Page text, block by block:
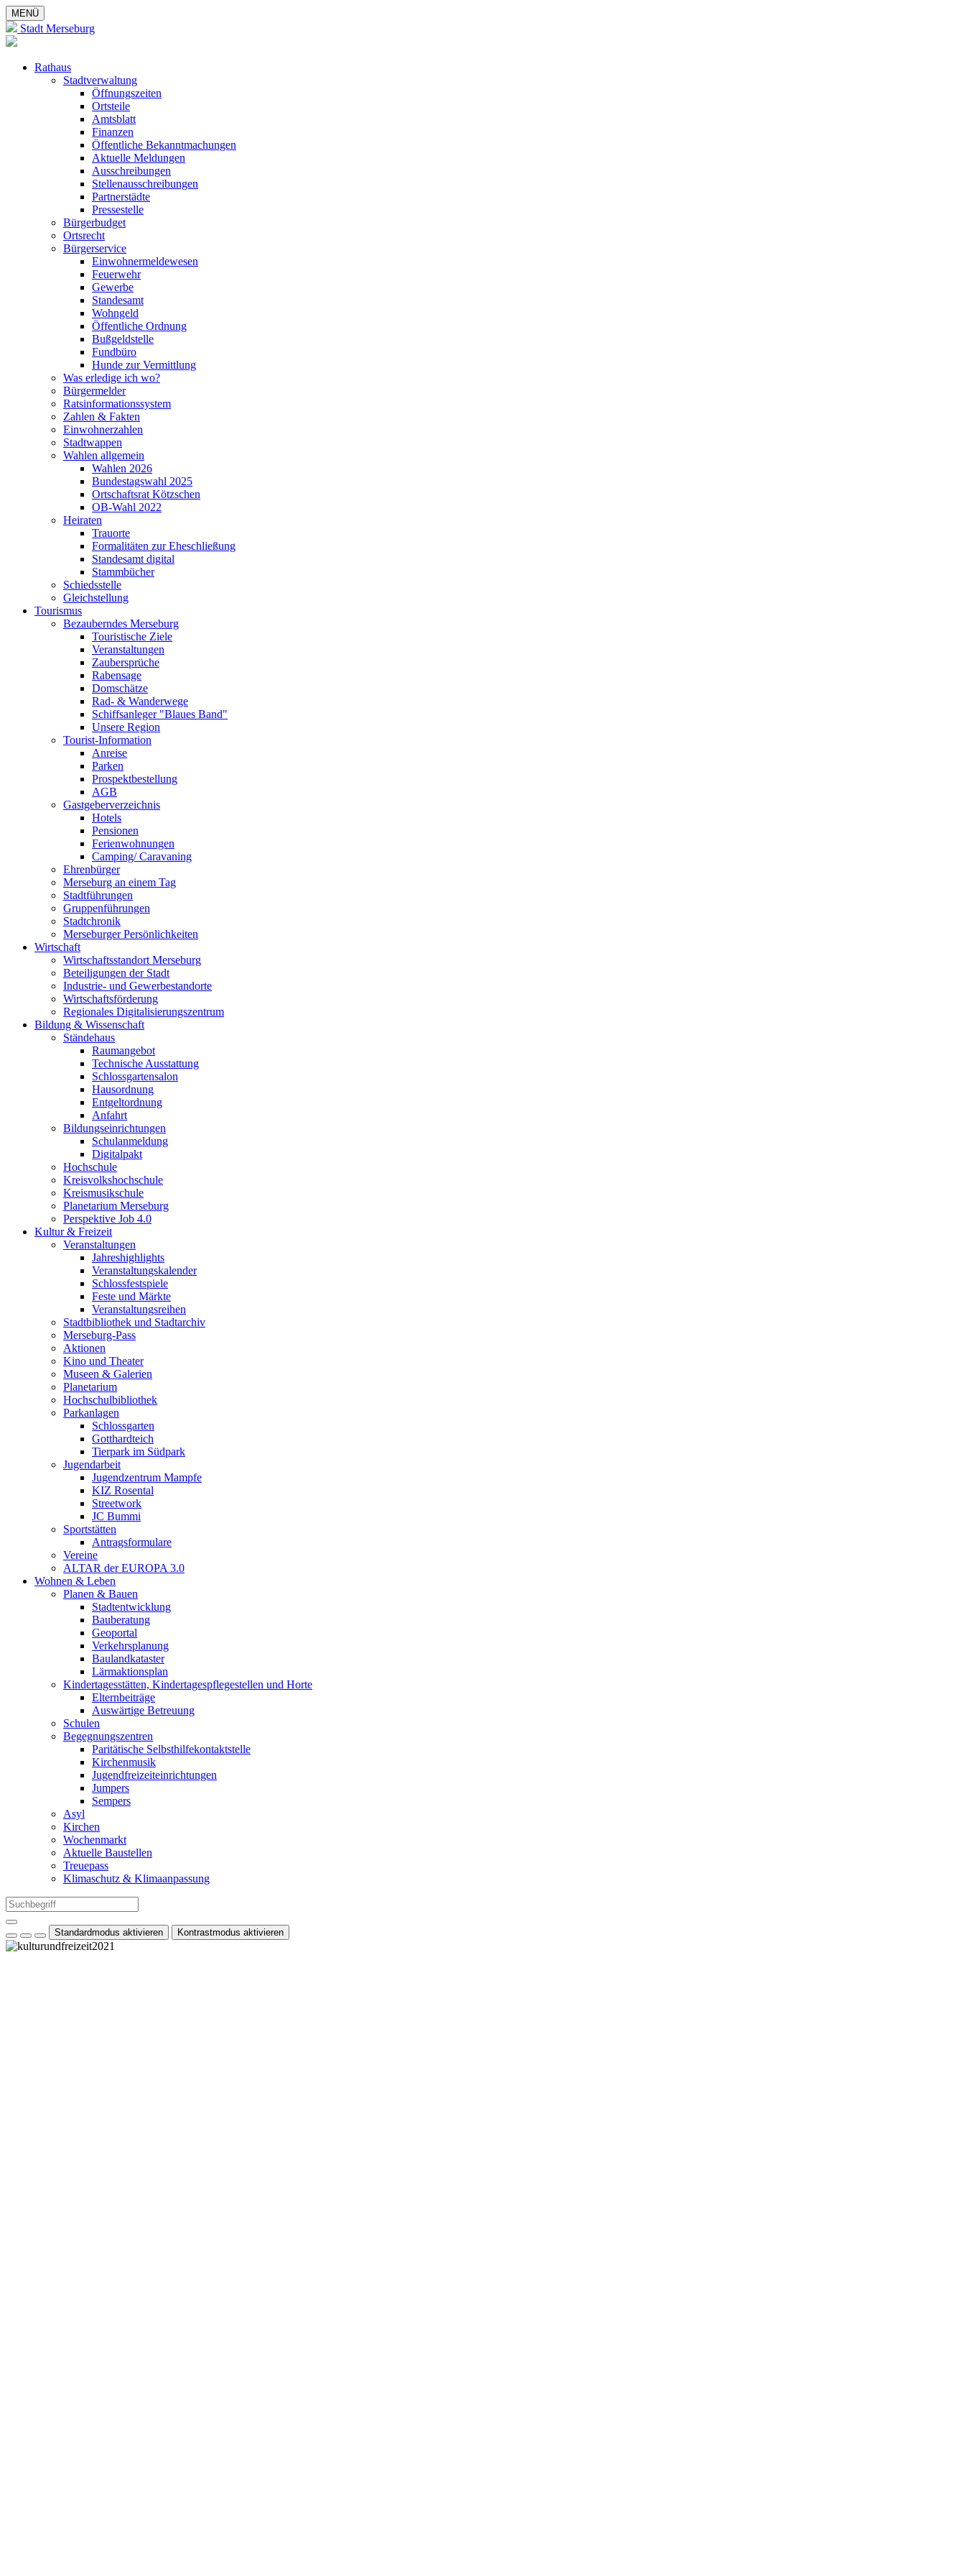
MENÜ
Stadt Merseburg
Rathaus
Stadtverwaltung
Öffnungszeiten
Ortsteile
Amtsblatt
Finanzen
Öffentliche Bekanntmachungen
Aktuelle Meldungen
Ausschreibungen
Stellenausschreibungen
Partnerstädte
Pressestelle
Bürgerbudget
Ortsrecht
Bürgerservice
Einwohnermeldewesen
Feuerwehr
Gewerbe
Standesamt
Wohngeld
Öffentliche Ordnung
Bußgeldstelle
Fundbüro
Hunde zur Vermittlung
Was erledige ich wo?
Bürgermelder
Ratsinformationssystem
Zahlen & Fakten
Einwohnerzahlen
Stadtwappen
Wahlen allgemein
Wahlen 2026
Bundestagswahl 2025
Ortschaftsrat Kötzschen
OB-Wahl 2022
Heiraten
Trauorte
Formalitäten zur Eheschließung
Standesamt digital
Stammbücher
Schiedsstelle
Gleichstellung
Tourismus
Bezauberndes Merseburg
Touristische Ziele
Veranstaltungen
Zaubersprüche
Rabensage
Domschätze
Rad- & Wanderwege
Schiffsanleger "Blaues Band"
Unsere Region
Tourist-Information
Anreise
Parken
Prospektbestellung
AGB
Gastgeberverzeichnis
Hotels
Pensionen
Ferienwohnungen
Camping/ Caravaning
Ehrenbürger
Merseburg an einem Tag
Stadtführungen
Gruppenführungen
Stadtchronik
Merseburger Persönlichkeiten
Wirtschaft
Wirtschaftsstandort Merseburg
Beteiligungen der Stadt
Industrie- und Gewerbestandorte
Wirtschaftsförderung
Regionales Digitalisierungszentrum
Bildung & Wissenschaft
Ständehaus
Raumangebot
Technische Ausstattung
Schlossgartensalon
Hausordnung
Entgeltordnung
Anfahrt
Bildungseinrichtungen
Schulanmeldung
Digitalpakt
Hochschule
Kreisvolkshochschule
Kreismusikschule
Planetarium Merseburg
Perspektive Job 4.0
Kultur & Freizeit
Veranstaltungen
Jahreshighlights
Veranstaltungskalender
Schlossfestspiele
Feste und Märkte
Veranstaltungsreihen
Stadtbibliothek und Stadtarchiv
Merseburg-Pass
Aktionen
Kino und Theater
Museen & Galerien
Planetarium
Hochschulbibliothek
Parkanlagen
Schlossgarten
Gotthardteich
Tierpark im Südpark
Jugendarbeit
Jugendzentrum Mampfe
KIZ Rosental
Streetwork
JC Bummi
Sportstätten
Antragsformulare
Vereine
ALTAR der EUROPA 3.0
Wohnen & Leben
Planen & Bauen
Stadtentwicklung
Bauberatung
Geoportal
Verkehrsplanung
Baulandkataster
Lärmaktionsplan
Kindertagesstätten, Kindertagespflegestellen und Horte
Elternbeiträge
Auswärtige Betreuung
Schulen
Begegnungszentren
Paritätische Selbsthilfekontaktstelle
Kirchenmusik
Jugendfreizeiteinrichtungen
Jumpers
Sempers
Asyl
Kirchen
Wochenmarkt
Aktuelle Baustellen
Treuepass
Klimaschutz & Klimaanpassung
Standardmodus aktivieren Kontrastmodus aktivieren